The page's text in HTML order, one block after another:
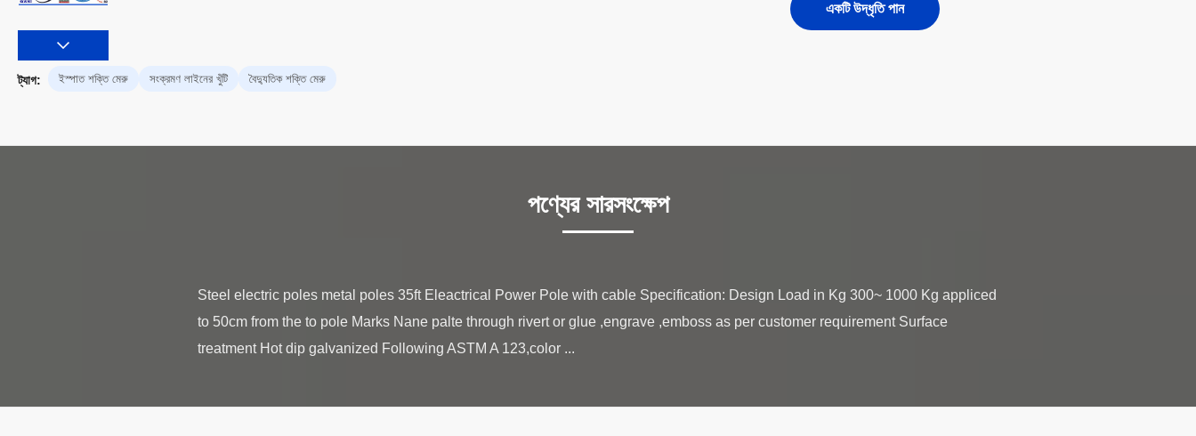
একটি উদ্ধৃতি পান
ট্যাগ: ইস্পাত শক্তি মেরু সংক্রমণ লাইনের খুঁটি বৈদ্যুতিক শক্তি মেরু
পণ্যের সারসংক্ষেপ
Steel electric poles metal poles 35ft Eleactrical Power Pole with cable Specification: Design Load in Kg 300~ 1000 Kg appliced
to 50cm from the to pole Marks Nane palte through rivert or glue ,engrave ,emboss as per customer requirement Surface